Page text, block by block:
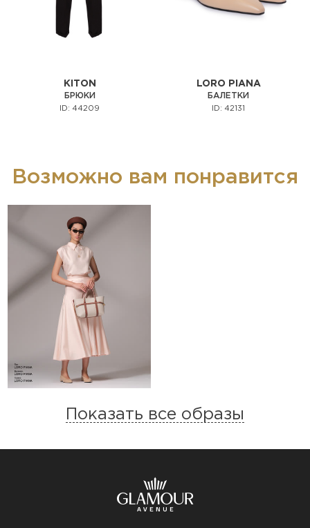
KITON
БРЮКИ
ID: 44209
LORO PIANA
БАЛЕТКИ
ID: 42131
Возможно вам понравится
Показать все образы